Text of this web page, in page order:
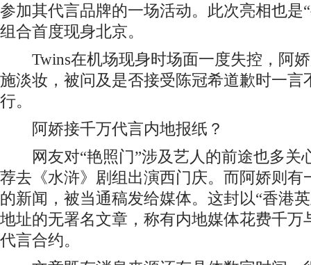
参加其代言品牌的一场活动。此次亮相也是
组合首度现身北京。
Twins在机场现身时场面一度失控，阿娇
施淡妆，被问及是否接受陈冠希道歉时一言
行。
阿娇接千万代言内地报纸？
网友对“艳照门”涉及艺人的前途也多关
荐去《水浒》剧组出演西门庆。而阿娇则有
的新闻，被当通稿发给媒体。这封以“香港
地址的无署名文章，称有内地媒体花费千万
代言合约。